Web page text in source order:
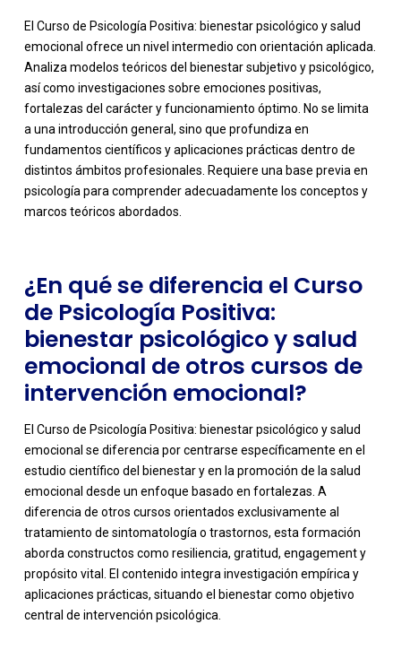
El Curso de Psicología Positiva: bienestar psicológico y salud
emocional ofrece un nivel intermedio con orientación aplicada.
Analiza modelos teóricos del bienestar subjetivo y psicológico,
así como investigaciones sobre emociones positivas,
fortalezas del carácter y funcionamiento óptimo. No se limita
a una introducción general, sino que profundiza en
fundamentos científicos y aplicaciones prácticas dentro de
distintos ámbitos profesionales. Requiere una base previa en
psicología para comprender adecuadamente los conceptos y
marcos teóricos abordados.
-
¿En qué se diferencia el Curso
de Psicología Positiva:
bienestar psicológico y salud
emocional de otros cursos de
intervención emocional?
El Curso de Psicología Positiva: bienestar psicológico y salud
emocional se diferencia por centrarse específicamente en el
estudio científico del bienestar y en la promoción de la salud
emocional desde un enfoque basado en fortalezas. A
diferencia de otros cursos orientados exclusivamente al
tratamiento de sintomatología o trastornos, esta formación
aborda constructos como resiliencia, gratitud, engagement y
propósito vital. El contenido integra investigación empírica y
aplicaciones prácticas, situando el bienestar como objetivo
central de intervención psicológica.
-